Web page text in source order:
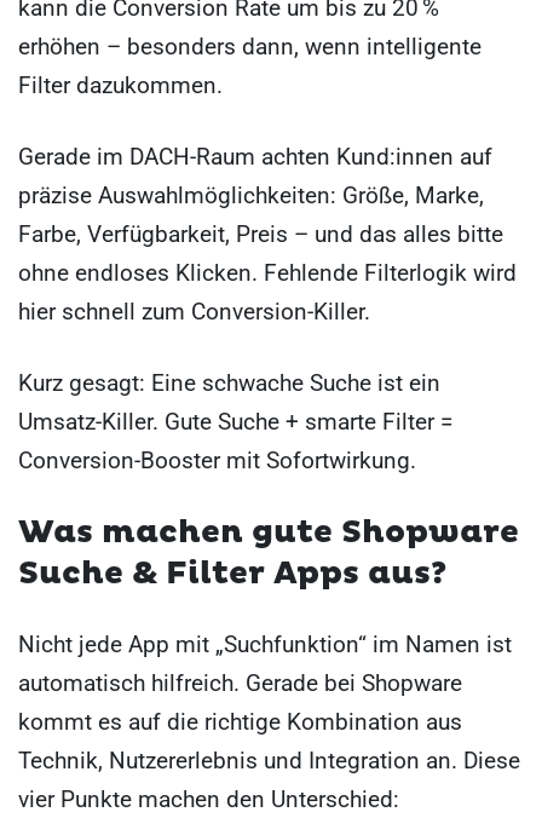
kann die Conversion Rate um bis zu 20 %
erhöhen – besonders dann, wenn intelligente
Filter dazukommen.
Gerade im DACH-Raum achten Kund:innen auf
präzise Auswahlmöglichkeiten: Größe, Marke,
Farbe, Verfügbarkeit, Preis – und das alles bitte
ohne endloses Klicken. Fehlende Filterlogik wird
hier schnell zum Conversion-Killer.
Kurz gesagt: Eine schwache Suche ist ein
Umsatz-Killer. Gute Suche + smarte Filter =
Conversion-Booster mit Sofortwirkung.
Was machen gute Shopware
Suche & Filter Apps aus?
Nicht jede App mit „Suchfunktion“ im Namen ist
automatisch hilfreich. Gerade bei Shopware
kommt es auf die richtige Kombination aus
Technik, Nutzererlebnis und Integration an. Diese
vier Punkte machen den Unterschied: